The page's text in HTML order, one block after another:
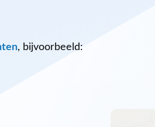
, bijvoorbeeld: